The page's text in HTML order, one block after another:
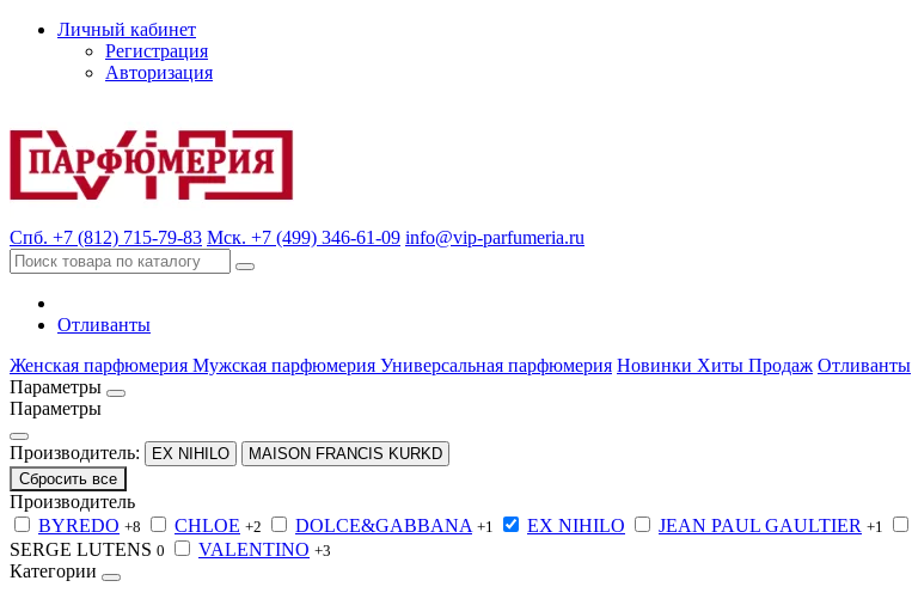
Личный кабинет
Регистрация
Авторизация
Спб. +7 (812) 715-79-83 Мск. +7 (499) 346-61-09 info@vip-parfumeria.ru
Отливанты
Женская парфюмерия Мужская парфюмерия Универсальная парфюмерия Новинки Хиты Продаж Отливанты
Параметры
Параметры
Производитель: EX NIHILO
MAISON FRANCIS KURKD
Сбросить все
Производитель
BYREDO +8 CHLOE +2 DOLCE&GABBANA +1 EX NIHILO JEAN PAUL GAULTIER +1
SERGE LUTENS 0 VALENTINO +3
Категории